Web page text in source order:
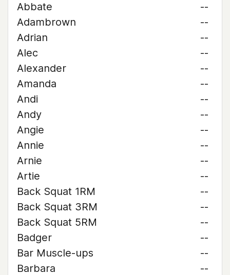
Abbate
--
Adambrown
--
Adrian
--
Alec
--
Alexander
--
Amanda
--
Andi
--
Andy
--
Angie
--
Annie
--
Arnie
--
Artie
--
Back Squat 1RM
--
Back Squat 3RM
--
Back Squat 5RM
--
Badger
--
Bar Muscle-ups
--
Barbara
--